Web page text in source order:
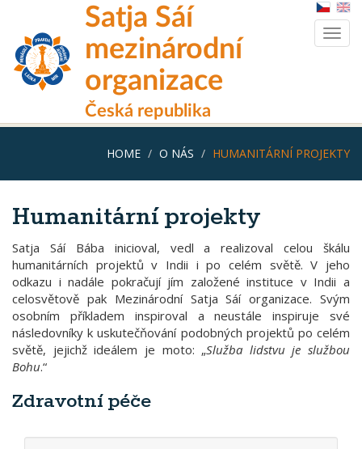
main
content
Satja Sáí
mezinárodní
organizace
Česká republika
HOME O NÁS HUMANITÁRNÍ PROJEKTY
Humanitární projekty
Satja Sáí Bába inicioval, vedl a realizoval celou škálu
humanitárních projektů v Indii i po celém světě. V jeho
odkazu i nadále pokračují jím založené instituce v Indii a
celosvětově pak Mezinárodní Satja Sáí organizace. Svým
osobním příkladem inspiroval a neustále inspiruje své
následovníky k uskutečňování podobných projektů po celém
světě, jejichž ideálem je moto: „Služba lidstvu je službou
Bohu.“
Zdravotní péče